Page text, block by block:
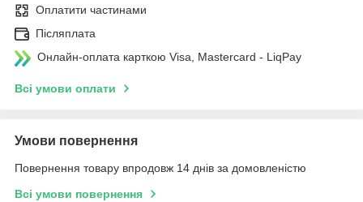
Оплатити частинами
Післяплата
Онлайн-оплата карткою Visa, Mastercard - LiqPay
Всі умови оплати
Умови повернення
Повернення товару впродовж 14 днів за домовленістю
Всі умови повернення